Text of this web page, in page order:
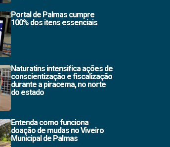
Portal de Palmas cumpre
100% dos itens essenciais
Naturatins intensifica ações de
conscientização e fiscalização
durante a piracema, no norte
do estado
Entenda como funciona
doação de mudas no Viveiro
Municipal de Palmas